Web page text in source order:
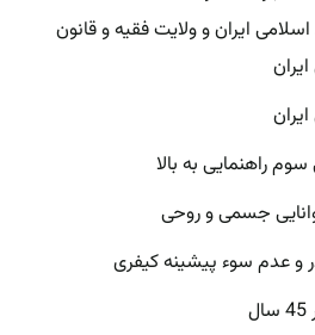
ایران و ولایت فقیه و قانون
راهنمایی به بالا
جسمی و روحی
و عدم سوء پیشینه کیفری